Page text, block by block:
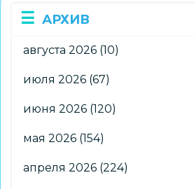
в
«Яблоко
от
АРХИВ
августа 2026 (10)
июля 2026 (67)
июня 2026 (120)
мая 2026 (154)
апреля 2026 (224)